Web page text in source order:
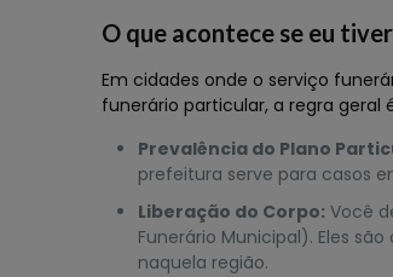
O que acontece se eu
Em cidades onde o serviço
funerário particular, a regra geral
Prevalência do Plano
prefeitura serve para casos
Liberação do Corpo: Você
Funerário Municipal). Eles
naquela região.